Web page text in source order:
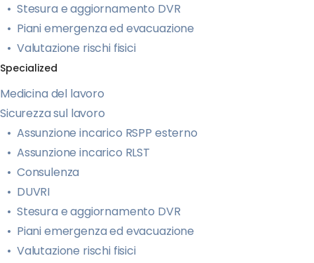
Stesura e aggiornamento DVR
Piani emergenza ed evacuazione
Valutazione rischi fisici
Specialized
Medicina del lavoro
Sicurezza sul lavoro
Assunzione incarico RSPP esterno
Assunzione incarico RLST
Consulenza
DUVRI
Stesura e aggiornamento DVR
Piani emergenza ed evacuazione
Valutazione rischi fisici